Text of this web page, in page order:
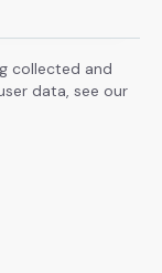
collected and
data, see our